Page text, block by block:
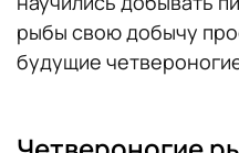
рыбы свою добычу
будущие